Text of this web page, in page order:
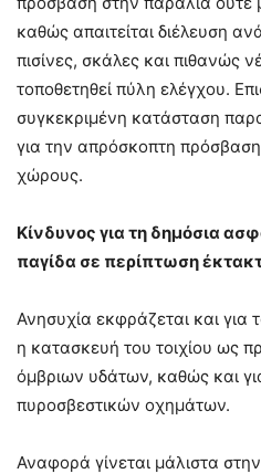
καθώς απαιτείται διέλευση
πισίνες, σκάλες και πιθανώς
τοποθετηθεί πύλη ελέγχου.
συγκεκριμένη κατάσταση
για την απρόσκοπτη
χώρους.
Κίνδυνος για τη δημόσια
παγίδα σε περίπτωση
Ανησυχία εκφράζεται και για
η κατασκευή του τοιχίου ως
όμβριων υδάτων, καθώς και
πυροσβεστικών οχημάτων.
Αναφορά γίνεται μάλιστα